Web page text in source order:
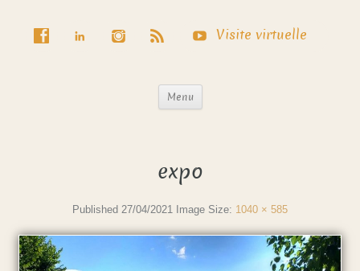
Visite virtuelle
Menu
expo
Published 27/04/2021 Image Size: 1040 × 585